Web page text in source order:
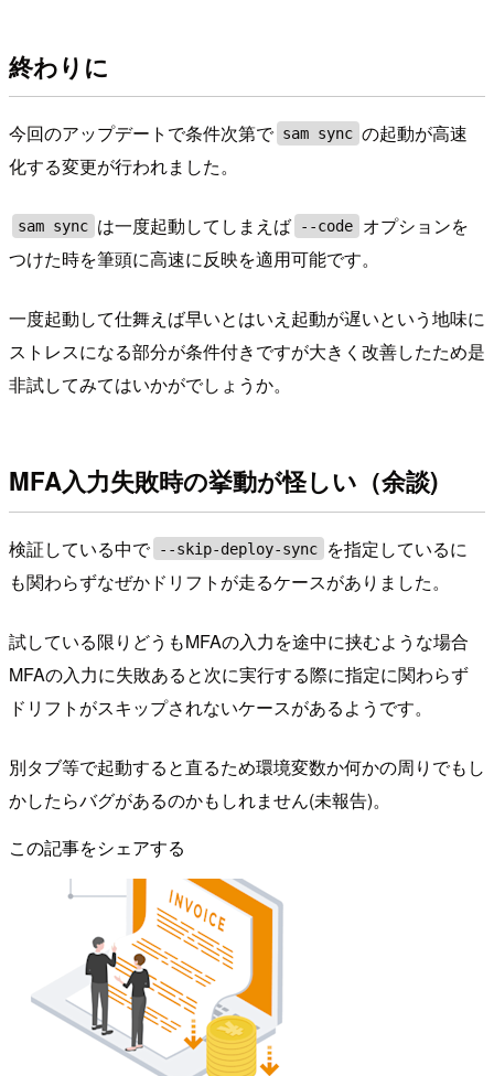
終わりに
今回のアップデートで条件次第で sam sync の起動が高速
化する変更が行われました。
sam sync は一度起動してしまえば --code
オプションを
つけた時を筆頭に高速に反映を適用可能です。
一度起動して仕舞えば早いとはいえ起動が遅いという地味に
ストレスになる部分が条件付きですが大きく改善したため是
非試してみてはいかがでしょうか。
MFA入力失敗時の挙動が怪しい（余談)
検証している中で --skip-deploy-sync
を指定しているに
も関わらずなぜかドリフトが走るケースがありました。
試している限りどうもMFAの入力を途中に挟むような場合
MFAの入力に失敗あると次に実行する際に指定に関わらず
ドリフトがスキップされないケースがあるようです。
別タブ等で起動すると直るため環境変数か何かの周りでもし
かしたらバグがあるのかもしれません(未報告)。
この記事をシェアする